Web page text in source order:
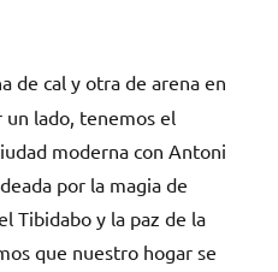
de cal y otra de arena en
un lado, tenemos el
moderna con Antoni
por la magia de
Tibidabo y la paz de la
que nuestro hogar se